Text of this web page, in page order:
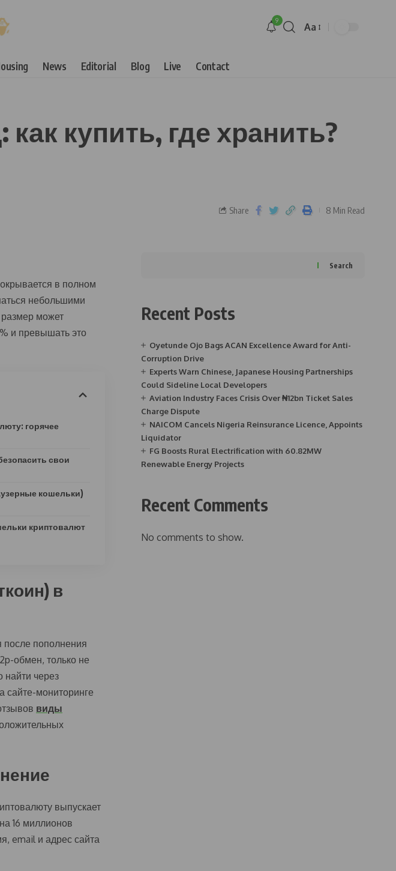
9
Aa
News Editorial Blog Live Contact
купить, где хранить?
Share 8 Min Read
в полном
небольшими
может
и превышать это
горячее
свои
кошельки)
криптовалют
в
пополнения
обмен, только не
через
сайте-мониторинге
виды
выпускает
16 миллионов
email и адрес сайта
Search
Recent Posts
Oyetunde Ojo Bags ACAN Excellence Award for Anti-
Corruption Drive
Experts Warn Chinese, Japanese Housing Partnerships
Could Sideline Local Developers
Aviation Industry Faces Crisis Over ₦12bn Ticket Sales
Charge Dispute
NAICOM Cancels Nigeria Reinsurance Licence, Appoints
Liquidator
FG Boosts Rural Electrification with 60.82MW
Renewable Energy Projects
Recent Comments
No comments to show.